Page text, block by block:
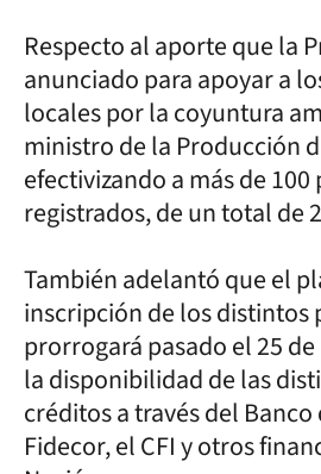
Respecto al aporte que la
anunciado para apoyar a
locales por la coyuntura
ministro de la Producción
efectivizando a más de
registrados, de un total de
También adelantó que el
inscripción de los distintos
prorrogará pasado el 25
la disponibilidad de las
créditos a través del
Fidecor, el CFI y otros